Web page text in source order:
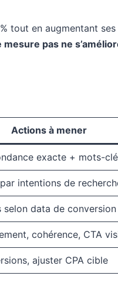
tout en augmentant
mesure pas ne
Actions à mener
exacte + mots-
intentions de
selon data de conversion
cohérence, CTA
ajuster CPA cible